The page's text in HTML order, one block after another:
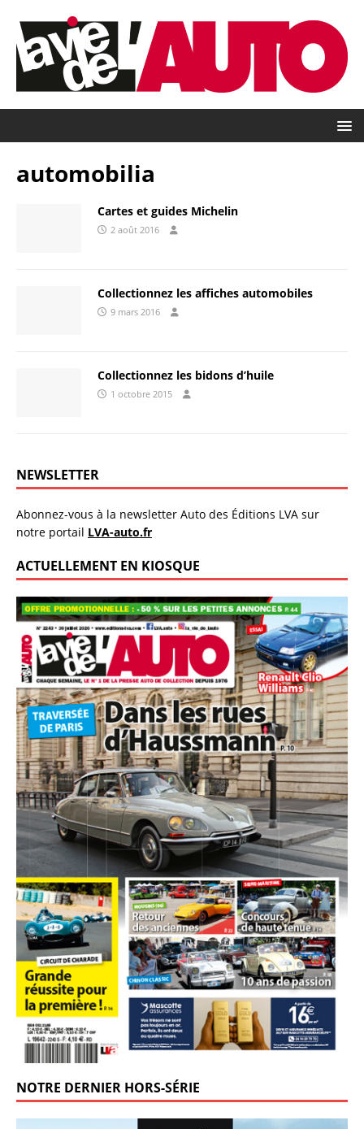
automobilia
Cartes et guides Michelin
2 août 2016
Collectionnez les affiches automobiles
9 mars 2016
Collectionnez les bidons d’huile
1 octobre 2015
NEWSLETTER
Abonnez-vous à la newsletter Auto des Éditions LVA sur
notre portail LVA-auto.fr
ACTUELLEMENT EN KIOSQUE
NOTRE DERNIER HORS-SÉRIE